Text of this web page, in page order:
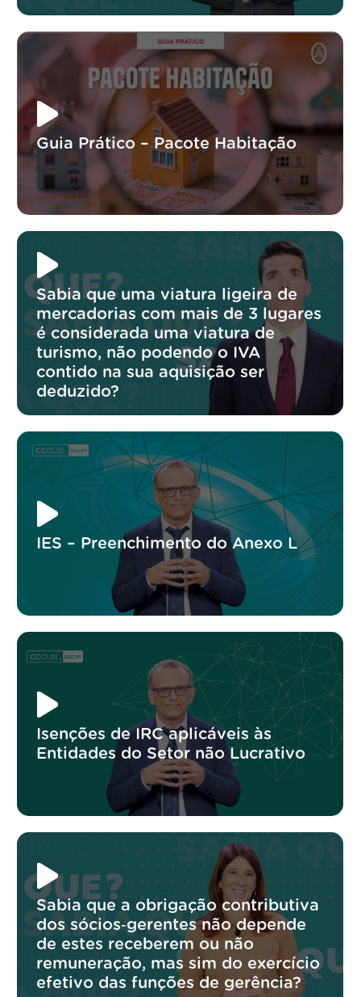
Guia Prático – Pacote Habitação
Sabia que uma viatura ligeira de
mercadorias com mais de 3 lugares
é considerada uma viatura de
turismo, não podendo o IVA
contido na sua aquisição ser
deduzido?
IES – Preenchimento do Anexo L
Isenções de IRC aplicáveis às
Entidades do Setor não Lucrativo
Sabia que a obrigação contributiva
dos sócios‑gerentes não depende
de estes receberem ou não
remuneração, mas sim do exercício
efetivo das funções de gerência?